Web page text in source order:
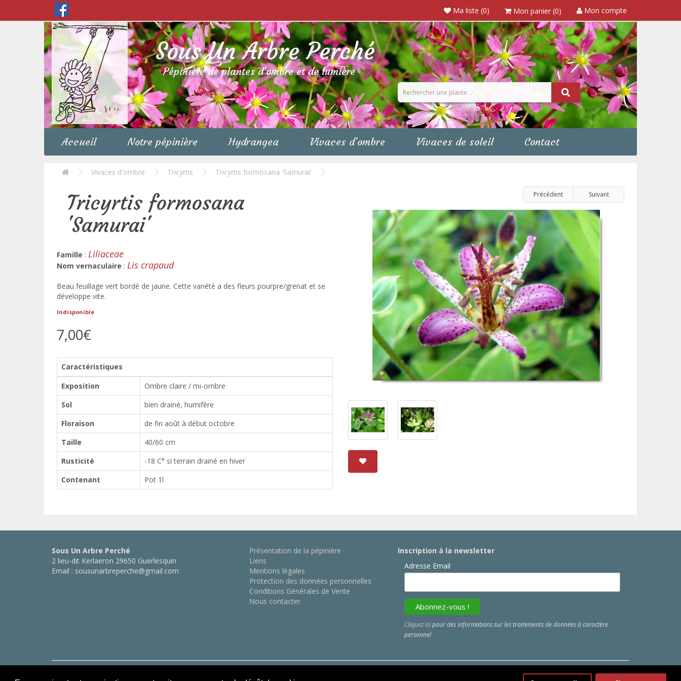
Ma liste (0) Mon panier (0) Mon compte
Sous Un Arbre Perché
Pépinière de plantes d'ombre et de lumière
Accueil Notre pépinière Hydrangea Vivaces d'ombre Vivaces de soleil Contact
Vivaces d'ombre Tricyrtis Tricyrtis formosana 'Samurai'
Tricyrtis formosana
'Samurai'
Famille : Liliaceae
Nom vernaculaire : Lis crapaud
Beau feuillage vert bordé de jaune. Cette variété a des fleurs pourpre/grenat et se
développe vite.
Indisponible
7,00€
Caractéristiques
Exposition
Ombre claire / mi-ombre
Sol
bien drainé, humifère
Floraison
de fin août à début octobre
Taille
40/60 cm
Rusticité
-18 C° si terrain drainé en hiver
Contenant
Pot 1l
Précédent Suivant
Sous Un Arbre Perché
2 lieu-dit Kerlaeron 29650 Guerlesquin
Email : sousunarbreperche@gmail.com
Présentation de la pépinière
Liens
Mentions légales
Protection des données personnelles
Conditions Générales de Vente
Nous contacter
Inscription à la newsletter
Adresse Email
Cliquez icipour des informations sur les traitements de données à caractère
personnel